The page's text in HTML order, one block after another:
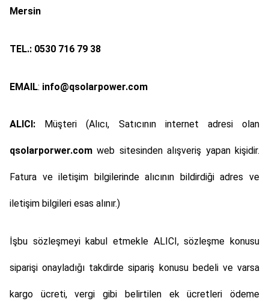
Mersin
TEL.: 0530 716 79 38
EMAIL: info@qsolarpower.com
ALICI: Müşteri (Alıcı, Satıcının internet adresi olan
qsolarporwer.comweb sitesinden alışveriş yapan kişidir.
Fatura ve iletişim bilgilerinde alıcının bildirdiği adres ve
iletişim bilgileri esas alınır.)
İşbu sözleşmeyi kabul etmekle ALICI, sözleşme konusu
siparişi onayladığı takdirde sipariş konusu bedeli ve varsa
kargo ücreti, vergi gibi belirtilen ek ücretleri ödeme